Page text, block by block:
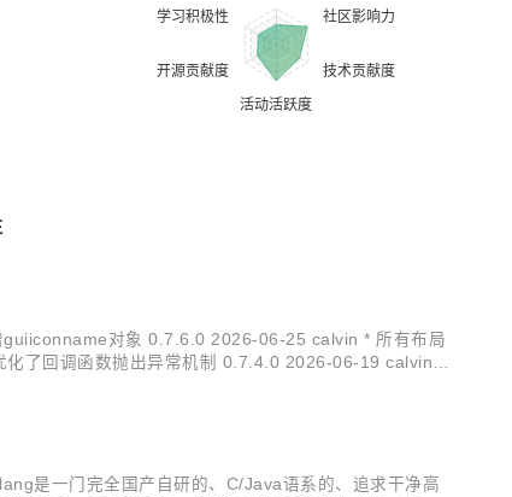
对象 0.7.6.0 2026-06-25 calvin * 所有布局
了回调函数抛出异常机制 0.7.4.0 2026-06-19 calvin *
一门完全国产自研的、C/Java语系的、追求干净高